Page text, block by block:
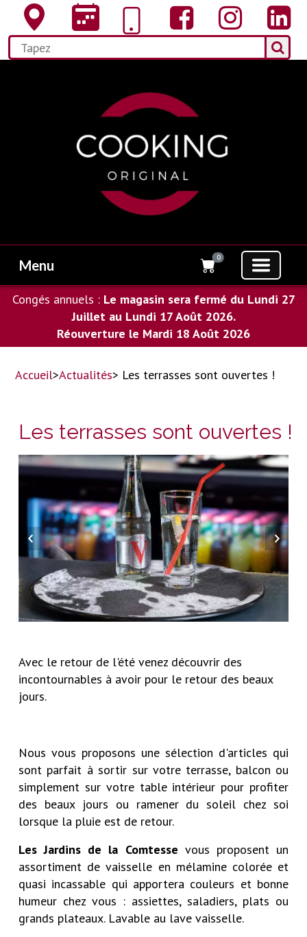
Menu 0
Congés annuels : Le magasin sera fermé du Lundi 27
Juillet au Lundi 17 Août 2026.
Réouverture le Mardi 18 Août 2026
Accueil>Actualités> Les terrasses sont ouvertes !
Les terrasses sont ouvertes !
Avec le retour de l'été venez découvrir des
incontournables à avoir pour le retour des beaux
jours.
Nous vous proposons une sélection d'articles qui
sont parfait à sortir sur votre terrasse, balcon ou
simplement sur votre table intérieur pour profiter
des beaux jours ou ramener du soleil chez soi
lorsque la pluie est de retour.
Les Jardins de la Comtesse vous proposent un
assortiment de vaisselle en mélamine colorée et
quasi incassable qui apportera couleurs et bonne
humeur chez vous : assiettes, saladiers, plats ou
grands plateaux. Lavable au lave vaisselle.